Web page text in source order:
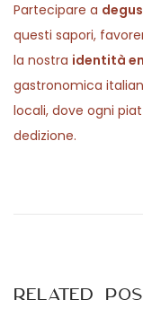
Partecipare a
questi sapori,
la nostra identità
gastronomica
locali, dove ogni
dedizione.
s
o
iRelated